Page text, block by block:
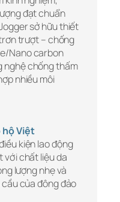
đạt chuẩn
sở hữu thiết
trượt – chống
Nano carbon
nghệ chống thấm
nhiều môi
hộ Việt
kiện lao động
với chất liệu da
lượng nhẹ và
của đông đảo